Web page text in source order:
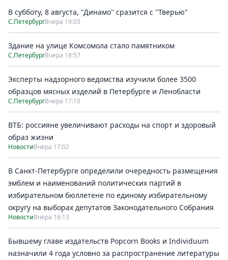
В субботу, 8 августа, "Динамо" сразится с "Тверью"
С.ПетербургВчера 19:03
Здание на улице Комсомола стало памятником
С.ПетербургВчера 18:57
Эксперты надзорного ведомства изучили более 3500
образцов мясных изделий в Петербурге и Ленобласти
С.ПетербургВчера 17:10
ВТБ: россияне увеличивают расходы на спорт и здоровый
образ жизни
НовостиВчера 17:02
В Санкт-Петербурге определили очередность размещения
эмблем и наименований политических партий в
избирательном бюллетене по единому избирательному
округу на выборах депутатов Законодательного Собрания
НовостиВчера 16:13
Бывшему главе издательств Popcorn Books и Individuum
назначили 4 года условно за распространение литературы